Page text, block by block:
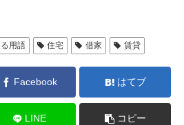
る用語 住宅 借家 賃貸
Facebook はてブ
LINE コピー